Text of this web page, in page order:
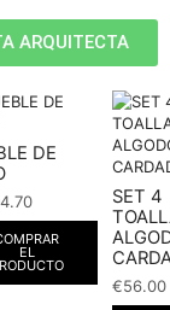
ARQUITECTA
DE
EL
SET 4
€56.00